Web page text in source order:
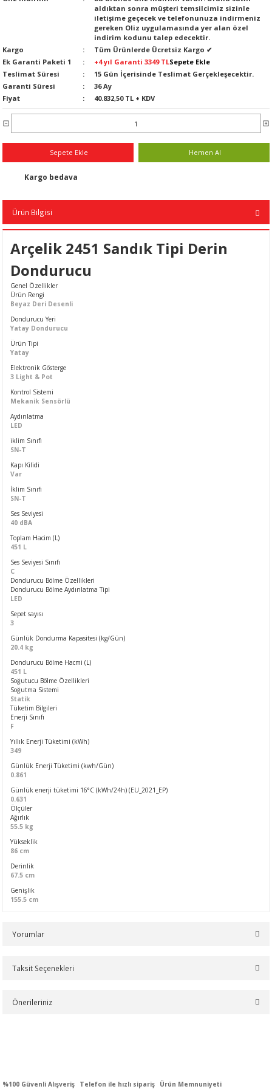
ve Dondurucular
Yağlı Radyatörler
aldıktan sonra müşteri temsilcimiz sizinle
iletişime geçecek ve telefonunuza indirmeniz
gereken Oliz uygulamasında yer alan özel
indirim kodunu talep edecektir.
Kargo
Tüm Ürünlerde Ücretsiz Kargo ✔
Ek Garanti Paketi 1
+4 yıl Garanti 3349 TLSepete Ekle
Teslimat Süresi
15 Gün İçerisinde Teslimat Gerçekleşecektir.
Garanti Süresi
36 Ay
Fiyat
40.832,50 TL + KDV
Sepete Ekle Hemen Al
Kargo bedava
Ürün Bilgisi
Arçelik 2451 Sandık Tipi Derin
Dondurucu
Genel Özellikler
Ürün Rengi
Beyaz Deri Desenli
Dondurucu Yeri
Yatay Dondurucu
Ürün Tipi
Yatay
Elektronik Gösterge
3 Light & Pot
Kontrol Sistemi
Mekanik Sensörlü
Aydınlatma
LED
iklim Sınıfı
SN-T
Kapı Kilidi
Var
İklim Sınıfı
SN-T
Ses Seviyesi
40 dBA
Toplam Hacim (L)
451 L
Ses Seviyesi Sınıfı
C
Dondurucu Bölme Özellikleri
Dondurucu Bölme Aydınlatma Tipi
LED
Sepet sayısı
3
Günlük Dondurma Kapasitesi (kg/Gün)
20.4 kg
Dondurucu Bölme Hacmi (L)
451 L
Soğutucu Bölme Özellikleri
Soğutma Sistemi
Statik
Tüketim Bilgileri
Enerji Sınıfı
F
Yıllık Enerji Tüketimi (kWh)
349
Günlük Enerji Tüketimi (kwh/Gün)
0.861
Günlük enerji tüketimi 16°C (kWh/24h) (EU_2021_EP)
0.631
Ölçüler
Ağırlık
55.5 kg
Yükseklik
86 cm
Derinlik
67.5 cm
Genişlik
155.5 cm
Yorumlar
Taksit Seçenekleri
Önerileriniz
%100 Güvenli Alışveriş
Telefon ile hızlı sipariş
Ürün Memnuniyeti